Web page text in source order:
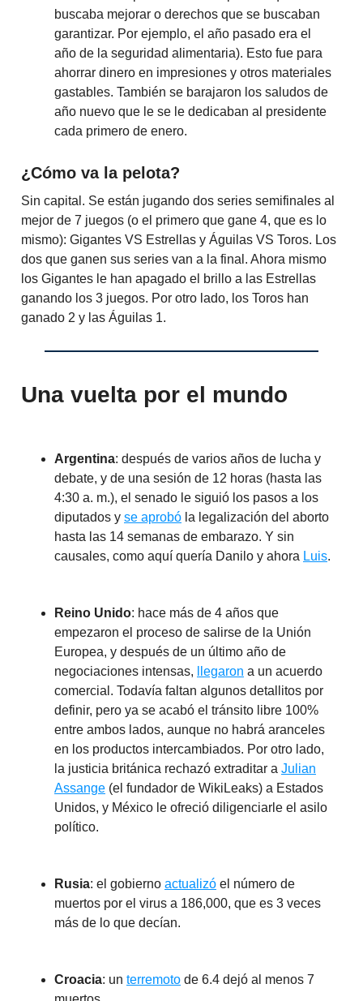
buscaba mejorar o derechos que se buscaban
garantizar. Por ejemplo, el año pasado era el
año de la seguridad alimentaria). Esto fue para
ahorrar dinero en impresiones y otros materiales
gastables. También se barajaron los saludos de
año nuevo que le se le dedicaban al presidente
cada primero de enero.
¿Cómo va la pelota?
Sin capital. Se están jugando dos series semifinales al
mejor de 7 juegos (o el primero que gane 4, que es lo
mismo): Gigantes VS Estrellas y Águilas VS Toros. Los
dos que ganen sus series van a la final. Ahora mismo
los Gigantes le han apagado el brillo a las Estrellas
ganando los 3 juegos. Por otro lado, los Toros han
ganado 2 y las Águilas 1.
Una vuelta por el mundo
Argentina: después de varios años de lucha y
debate, y de una sesión de 12 horas (hasta las
4:30 a. m.), el senado le siguió los pasos a los
diputados y se aprobó la legalización del aborto
hasta las 14 semanas de embarazo. Y sin
causales, como aquí quería Danilo y ahora Luis.
Reino Unido: hace más de 4 años que
empezaron el proceso de salirse de la Unión
Europea, y después de un último año de
negociaciones intensas,
llegaron a un acuerdo
comercial. Todavía faltan algunos detallitos por
definir, pero ya se acabó el tránsito libre 100%
entre ambos lados, aunque no habrá aranceles
en los productos intercambiados. Por otro lado,
la justicia británica rechazó extraditar a Julian
Assange (el fundador de WikiLeaks) a Estados
Unidos, y México le ofreció diligenciarle el asilo
político.
Rusia: el gobierno actualizó el número de
muertos por el virus a 186,000, que es 3 veces
más de lo que decían.
Croacia: un terremoto de 6.4 dejó al menos 7